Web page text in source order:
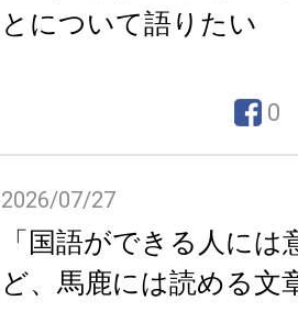
とについて語りたい
0
2026/07/27
「国語ができる人には
ど、馬鹿には読める文